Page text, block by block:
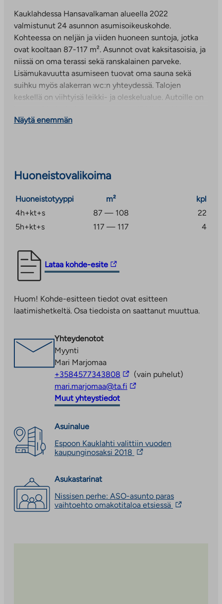
Kauklahdessa Hansavalkaman alueella 2022
valmistunut 24 asunnon asumisoikeuskohde.
Kohteessa on neljän ja viiden huoneen suntoja, jotka
ovat kooltaan 87-117 m². Asunnot ovat kaksitasoisia, ja
niissä on oma terassi sekä ranskalainen parveke.
Lisämukavuutta asumiseen tuovat oma sauna sekä
suihku myös alakerran wc:n yhteydessä. Talojen
keskellä on viihtyisä leikki- ja oleskelualue. Autoille on
päivittäistavarakauppa sekä Kylätalo Palttina.
kävelymatka, ja matka Helsingin keskustaan taittuu
junalla 30 minuutissa. Kauklahdessa on hyvät ulkoilu- ja
harrastusmahdollisuudet. Lisää palveluita on tarjolla
kilometriä.
Valkamanpelto 4 on savuton kiinteistö. Savuttomuus
tarkoittaa, että tupakointi sisällä kiinteistössä, sen
lukuun ottamatta erillistä merkittyä tupakointipaikkaa.
Näytä enemmän
Huoneistovalikoima
Huoneistotyyppi m²
kpl
4h+kt+s
87 — 108
22
5h+kt+s
117 — 117 4
Lataa kohde-esite
Linkki
vie
palveluun.
Linkki
uuteen
välilehteen
Huom! Kohde-esitteen tiedot ovat esitteen
laatimishetkeltä. Osa tiedoista on saattanut muuttua.
Yhteydenotot
Myynti
Mari Marjomaa
+3584577343808 Linkki
vie
(vain puhelut)
mari.marjomaa@ta.fi Linkki
Muut yhteystiedot
Asuinalue
Espoon Kauklahti valittiin vuoden
kaupunginosaksi 2018 Linkki
aukeaa
uuteen
Asukastarinat
Nissisen perhe: ASO-asunto paras
vaihtoehto omakotitaloa etsiessä Linkki